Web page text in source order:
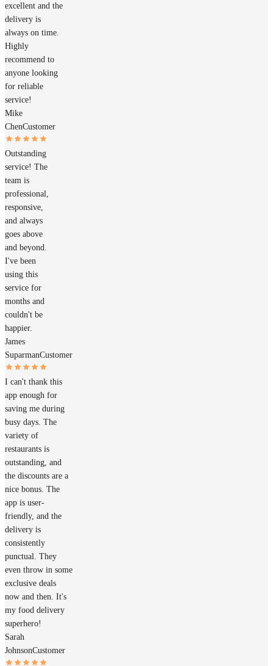
excellent and the
delivery is
always on time.
Highly
recommend to
anyone looking
for reliable
service!
Mike
ChenCustomer
Outstanding
service! The
team is
professional,
responsive,
and always
goes above
and beyond.
I've been
using this
service for
months and
couldn't be
happier.
James
SuparmanCustomer
I can't thank this
app enough for
saving me during
busy days. The
variety of
restaurants is
outstanding, and
the discounts are a
nice bonus. The
app is user-
friendly, and the
delivery is
consistently
punctual. They
even throw in some
exclusive deals
now and then. It's
my food delivery
superhero!
Sarah
JohnsonCustomer